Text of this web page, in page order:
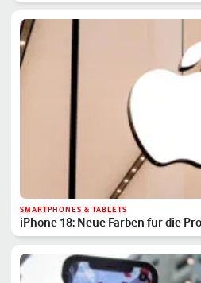
SMARTPHONES & TABLETS
iPhone 18: Neue Farben für die